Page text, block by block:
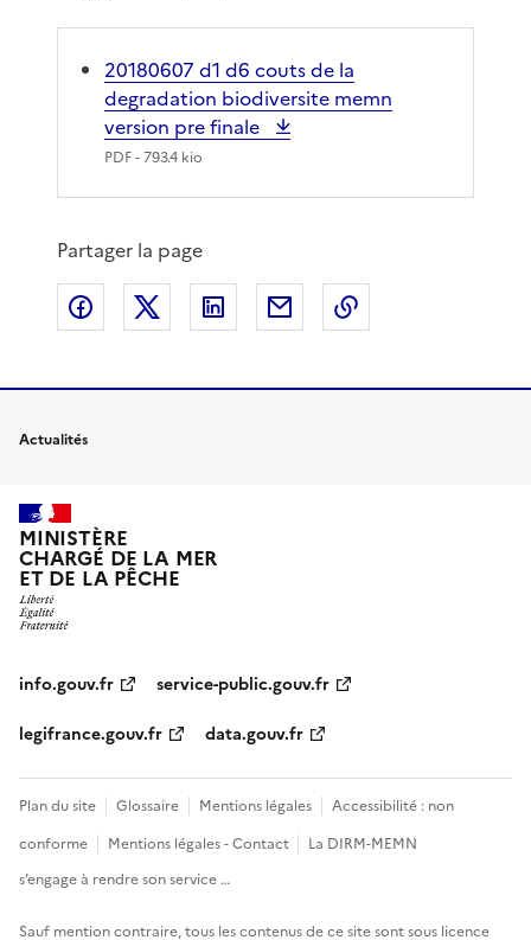
20180607 d1 d6 couts de la
degradation biodiversite memn
version pre finale
PDF- 793.4 kio
Partager la page
Partager sur Facebook
Partager sur XPartager sur LinkedIn
Partager par email
Actualités
MINISTÈRE
CHARGÉ DE LA MER
ET DE LA PÊCHE
info.gouv.fr
service-public.gouv.fr
legifrance.gouv.fr
data.gouv.fr
Plan du site Glossaire Mentions légales
Accessibilité : non
conforme
Mentions légales - Contact
La DIRM-MEMN
s’engage à rendre son service …
Sauf mention contraire, tous les contenus de ce site sont sous licence